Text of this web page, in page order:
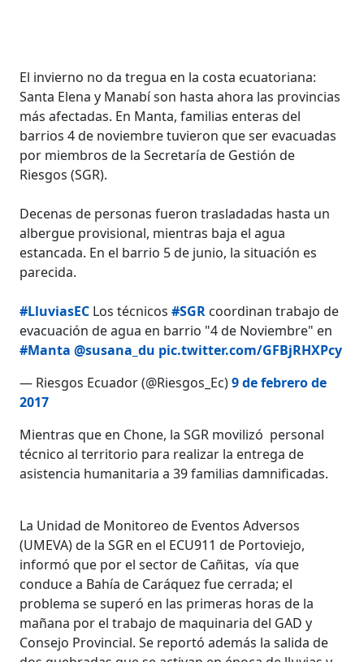
El invierno no da tregua en la costa ecuatoriana:
Santa Elena y Manabí son hasta ahora las provincias
más afectadas. En Manta, familias enteras del
barrios 4 de noviembre tuvieron que ser evacuadas
por miembros de la Secretaría de Gestión de
Riesgos (SGR).
Decenas de personas fueron trasladadas hasta un
albergue provisional, mientras baja el agua
estancada. En el barrio 5 de junio, la situación es
parecida.
#LluviasEC Los técnicos#SGR coordinan trabajo de
evacuación de agua en barrio "4 de Noviembre" en
#Manta @susana_du pic.twitter.com/GFBjRHXPcy
— Riesgos Ecuador (@Riesgos_Ec)9 de febrero de
2017
Mientras que en Chone, la SGR movilizó personal
técnico al territorio para realizar la entrega de
asistencia humanitaria a 39 familias damnificadas.
La Unidad de Monitoreo de Eventos Adversos
(UMEVA) de la SGR en el ECU911 de Portoviejo,
informó que por el sector de Cañitas, vía que
conduce a Bahía de Caráquez fue cerrada; el
problema se superó en las primeras horas de la
mañana por el trabajo de maquinaria del GAD y
Consejo Provincial. Se reportó además la salida de